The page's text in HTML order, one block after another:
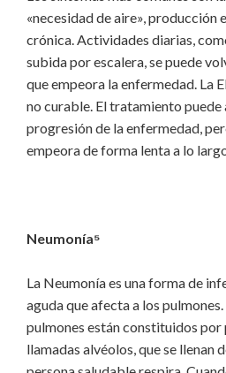
«necesidad de aire», producción
crónica. Actividades diarias,
subida por escalera, se puede
que empeora la enfermedad. La
no curable. El tratamiento
progresión de la enfermedad,
empeora de forma lenta a lo
Neumonía⁵
La Neumonía es una forma de
aguda que afecta a los
pulmones están constituidos por
llamadas alvéolos, que se llenan